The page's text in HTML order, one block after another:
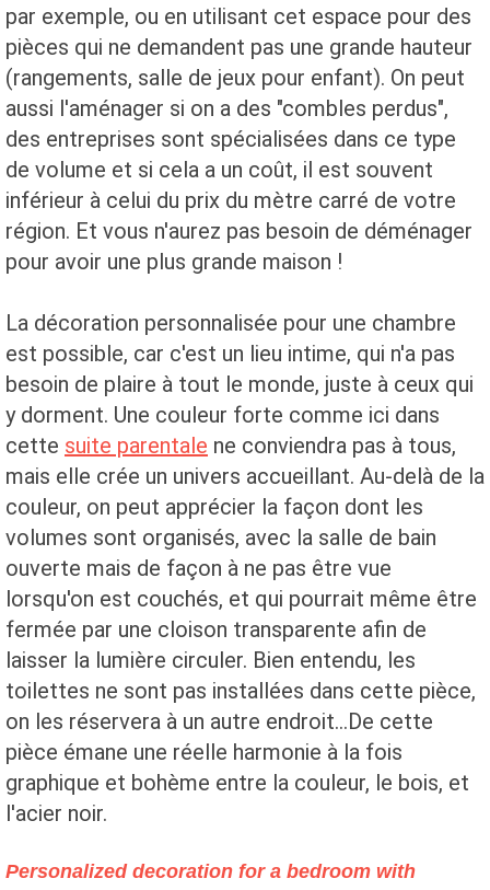
par exemple, ou en utilisant cet espace pour des
pièces qui ne demandent pas une grande hauteur
(rangements, salle de jeux pour enfant). On peut
aussi l'aménager si on a des "combles perdus",
des entreprises sont spécialisées dans ce type
de volume et si cela a un coût, il est souvent
inférieur à celui du prix du mètre carré de votre
région. Et vous n'aurez pas besoin de déménager
pour avoir une plus grande maison !
La décoration personnalisée pour une chambre
est possible, car c'est un lieu intime, qui n'a pas
besoin de plaire à tout le monde, juste à ceux qui
y dorment. Une couleur forte comme ici dans
cette suite parentale ne conviendra pas à tous,
mais elle crée un univers accueillant. Au-delà de la
couleur, on peut apprécier la façon dont les
volumes sont organisés, avec la salle de bain
ouverte mais de façon à ne pas être vue
lorsqu'on est couchés, et qui pourrait même être
fermée par une cloison transparente afin de
laisser la lumière circuler. Bien entendu, les
toilettes ne sont pas installées dans cette pièce,
on les réservera à un autre endroit...De cette
pièce émane une réelle harmonie à la fois
graphique et bohème entre la couleur, le bois, et
l'acier noir.
Personalized decoration for a bedroom with